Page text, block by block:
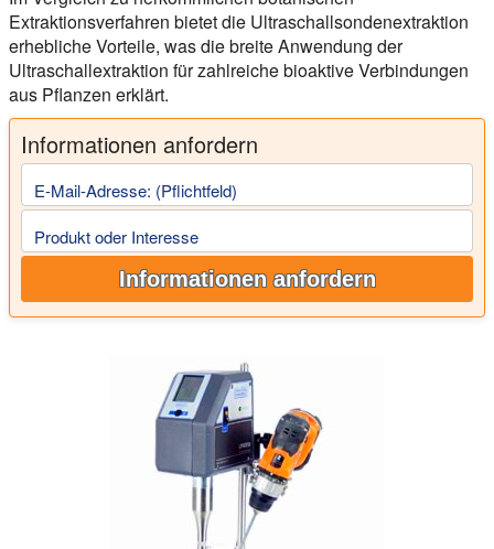
Extraktionsverfahren bietet die Ultraschallsondenextraktion
erhebliche Vorteile, was die breite Anwendung der
Ultraschallextraktion für zahlreiche bioaktive Verbindungen
aus Pflanzen erklärt.
Informationen anfordern
E-Mail-Adresse: (Pflichtfeld)
Produkt oder Interesse
Informationen anfordern